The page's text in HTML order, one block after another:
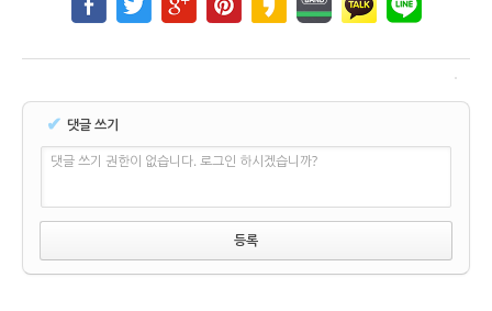
✔ 댓글 쓰기
댓글 쓰기 권한이 없습니다. 로그인 하시겠습니까?